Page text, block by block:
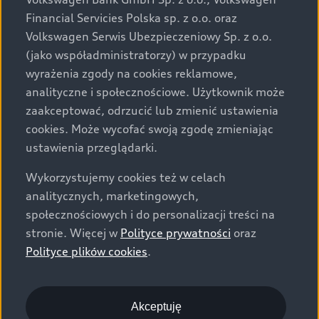
za dopłatą. Wiążące ustalenie ceny, wyposażenia i
specyfikacji pojazdu następują w umowie sprzedaży, a
określenie parametrów technicznych zawiera
świadectwo homologacji typu pojazdu. Zastrzegamy
sobie prawo do zmian i pomyłek. Wszelkie informacje
prezentowane na stronie są aktualne na dzień ich
zamieszczania. W celu uzyskania najnowszych
informacji prosimy kontaktować się z Partnerem Marki
Audi.
Wszystkie produkowane obecnie samochody marki Audi
są wykonywane z materiałów spełniających pod
względem możliwości odzysku i recyklingu wymagania
określone w normie ISO 22628 i są zgodne z
europejskimi świadectwami homologacji wydanymi wg
o.o. podlega obowiązkowi zapewnienia wszystkim
użytkownikom samochodów marki Volkswagen sieci
Financial Servicies Polska sp. z o.o. oraz
Volkswagen Serwis Ubezpieczeniowy Sp. z o.o.
(jako współadministratorzy) w przypadku
wyrażenia zgody na cookies reklamowe,
analityczne i społecznościowe. Użytkownik może
zaakceptować, odrzucić lub zmienić ustawienia
cookies. Może wycofać swoją zgodę zmieniając
ustawienia przeglądarki.
Wykorzystujemy cookies też w celach
analitycznych, marketingowych,
społecznościowych i do personalizacji treści na
stronie. Więcej w Polityce prywatności oraz
Polityce plików cookies.
Akceptuję